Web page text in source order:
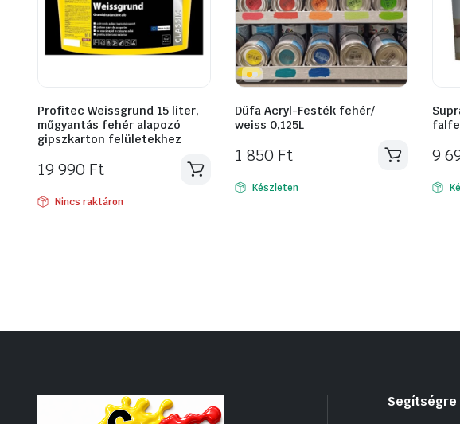
Profitec Weissgrund 15 liter,
műgyantás fehér alapozó
gipszkarton felületekhez
19 990 Ft
Nincs raktáron
Düfa Acryl-Festék fehér/
weiss 0,125L
1 850 Ft
Készleten
9
Segítségre